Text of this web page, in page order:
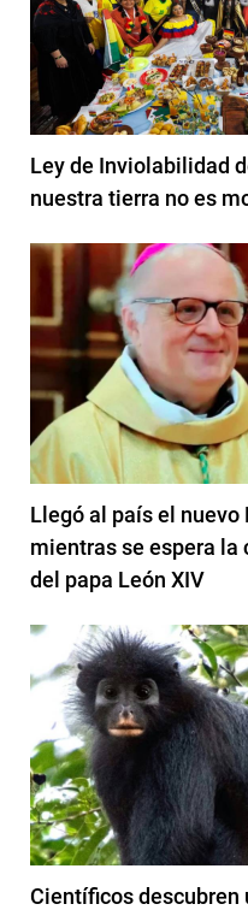
Ley de Inviolabilidad
nuestra tierra no es
Llegó al país el
mientras se espera la
del papa León XIV
Científicos descubren